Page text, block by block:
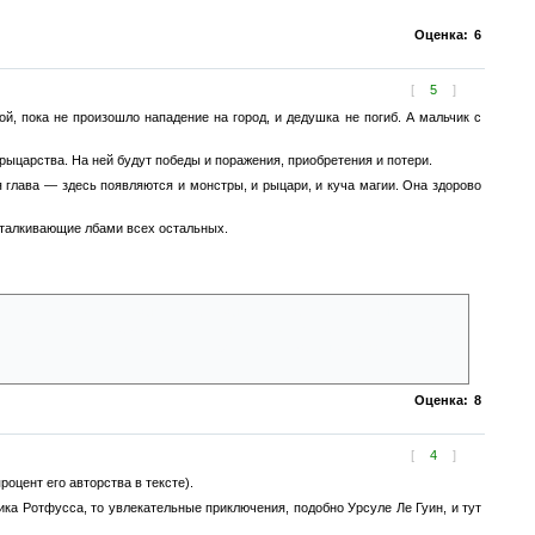
Оценка: 6
[ 5
]
не произошло нападение на город, и дедушка не погиб. А мальчик с
На ней будут победы и поражения, приобретения и потери.
— здесь появляются и монстры, и рыцари, и куча магии. Она здорово
лбами всех остальных.
Оценка: 8
[ 4
]
его авторства в тексте).
Ротфусса, то увлекательные приключения, подобно Урсуле Ле Гуин, и тут